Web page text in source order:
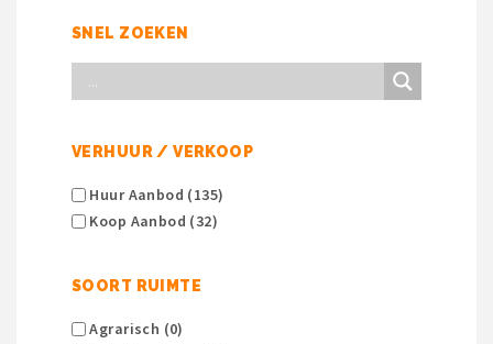
SNEL ZOEKEN
VERHUUR / VERKOOP
Huur Aanbod (135)
Koop Aanbod (32)
SOORT RUIMTE
Agrarisch (0)